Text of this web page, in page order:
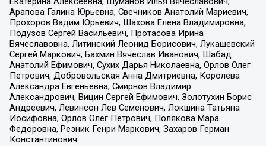
Арапова Галина Юрьевна, Свечников Анатолий Мариевич,
Прохоров Вадим Юрьевич, Шахова Елена Владимировна,
Подузов Сергей Васильевич, Протасова Ирина
Вячеславовна, Литинский Леонид Борисович, Лукашевский
Сергей Маркович, Бахмин Вячеслав Иванович, Шабад
Анатолий Ефимович, Сухих Дарья Николаевна, Орлов Олег
Петрович, Добровольская Анна Дмитриевна, Королева
Александра Евгеньевна, Смирнов Владимир
Александрович, Вицин Сергей Ефимович, Золотухин Борис
Андреевич, Левинсон Лев Семенович, Локшина Татьяна
Иосифовна, Орлов Олег Петрович, Полякова Мара
Федоровна, Резник Генри Маркович, Захаров Герман
Константинович